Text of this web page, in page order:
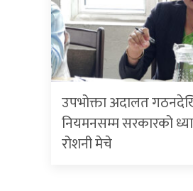
उपभोक्ता अदालत
नियमनसम्म सरकारको
रोशनी मेचे